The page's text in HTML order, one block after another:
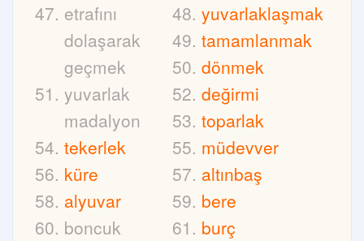
etrafını
dolaşarak
geçmek
yuvarlaklaşmak
tamamlanmak
dönmek
yuvarlak
madalyon
değirmi
toparlak
tekerlek
müdevver
küre
altınbaş
alyuvar
bere
boncuk
burç